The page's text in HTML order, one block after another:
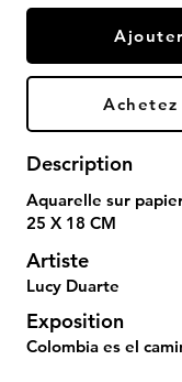
Description
Aquarelle sur
25 X 18 CM
Artiste
Lucy Duarte
Exposition
Colombia es el